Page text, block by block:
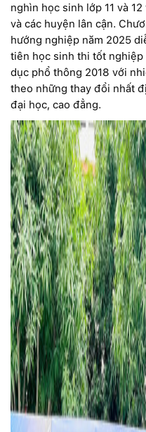
nghìn học sinh lớp 11 và
và các huyện lân cận.
hướng nghiệp năm 2025
tiên học sinh thi tốt
dục phổ thông 2018 với
theo những thay đổi nhất
đại học, cao đẳng.